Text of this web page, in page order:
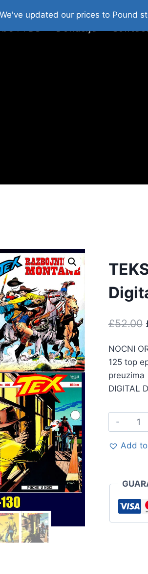
Stripovi Web Shop 2026
: FDS
Donacija
£52.00
NOCNI
125 top
DIGITAL
Add
updated our prices to Pound